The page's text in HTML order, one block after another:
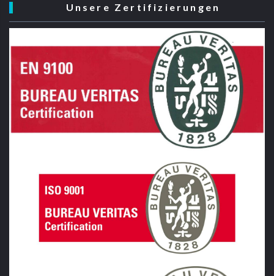
Unsere Zertifizierungen